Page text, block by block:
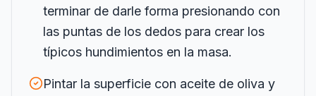
terminar de darle forma presionando con
las puntas de los dedos para crear los
típicos hundimientos en la masa.
Pintar la superficie con aceite de oliva y